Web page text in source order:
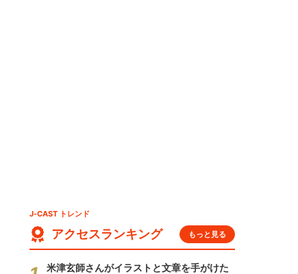
J-CAST トレンド
アクセスランキング もっと見る
米津玄師さんがイラストと文章を手がけた